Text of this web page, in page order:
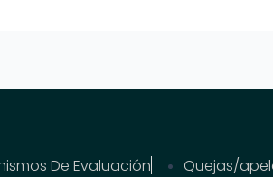
De Evaluación Quejas/